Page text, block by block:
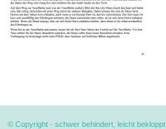
© Copyright -schwer behindert, leicht bekloppt